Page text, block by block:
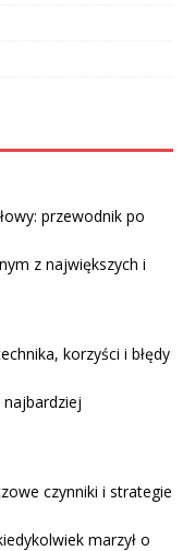
przewodnik po
z największych i
korzyści i błędy
czynniki i strategie
marzył o